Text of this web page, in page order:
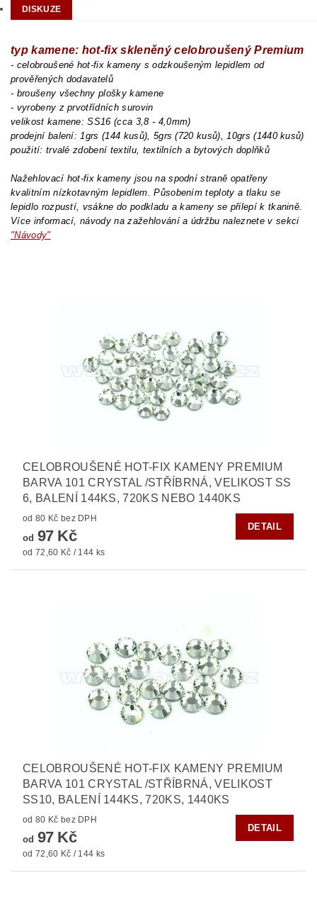
DISKUZE
typ kamene: hot-fix skleněný celobroušený Premium
- celobroušené hot-fix kameny s odzkoušeným lepidlem od
prověřených dodavatelů
- broušeny všechny plošky kamene
- vyrobeny z prvotřídních surovin
velikost kamene: SS16 (cca 3,8 - 4,0mm)
prodejní balení: 1grs (144 kusů), 5grs (720 kusů), 10grs (1440 kusů)
použití: trvalé zdobení textilu, textilních a bytových doplňků
Nažehlovací hot-fix kameny jsou na spodní straně opatřeny
kvalitním nízkotavným lepidlem. Působením teploty a tlaku se
lepidlo rozpustí, vsákne do podkladu a kameny se přilepí k tkanině.
Více informací, návody na zažehlování a údržbu naleznete v sekci
"Návody"
CELOBROUŠENÉ HOT-FIX KAMENY PREMIUM
BARVA 101 CRYSTAL /STŘÍBRNÁ, VELIKOST SS
6, BALENÍ 144KS, 720KS NEBO 1440KS
od 80 Kč bez DPH
od 97 Kč
od 72,60 Kč / 144 ks
DETAIL
CELOBROUŠENÉ HOT-FIX KAMENY PREMIUM
BARVA 101 CRYSTAL /STŘÍBRNÁ, VELIKOST
SS10, BALENÍ 144KS, 720KS, 1440KS
od 80 Kč bez DPH
od 97 Kč
od 72,60 Kč / 144 ks
DETAIL